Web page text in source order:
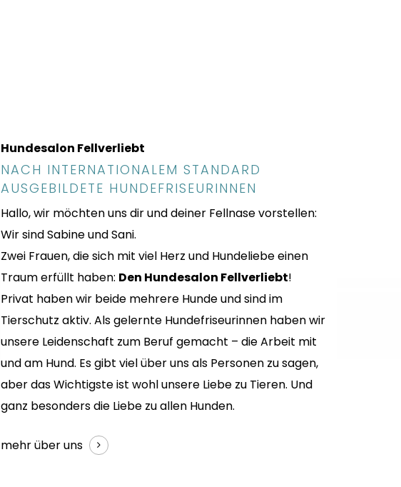
Hundesalon Fellverliebt
NACH INTERNATIONALEM STANDARD
AUSGEBILDETE HUNDEFRISEURINNEN
Hallo, wir möchten uns dir und deiner Fellnase vorstellen:
Wir sind Sabine und Sani.
Zwei Frauen, die sich mit viel Herz und Hundeliebe einen
Traum erfüllt haben: Den Hundesalon Fellverliebt!
Privat haben wir beide mehrere Hunde und sind im
Tierschutz aktiv. Als gelernte Hundefriseurinnen haben wir
unsere Leidenschaft zum Beruf gemacht – die Arbeit mit
und am Hund. Es gibt viel über uns als Personen zu sagen,
aber das Wichtigste ist wohl unsere Liebe zu Tieren. Und
ganz besonders die Liebe zu allen Hunden.
mehr über uns